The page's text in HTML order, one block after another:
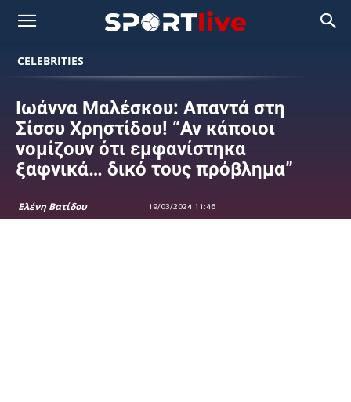
CELEBRITIES
Ιωάννα Μαλέσκου: Απαντά στη
Σίσσυ Χρηστίδου! “Αν κάποιοι
νομίζουν ότι εμφανίστηκα
ξαφνικά… δικό τους πρόβλημα”
Ελένη Βατίδου 19/03/2024 11:46